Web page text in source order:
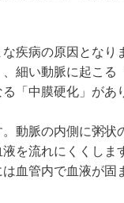
疾病の原因となり
細い動脈に起こる
「中膜硬化」があ
動脈の内側に粥状
を流れにくくしま
血管内で血液が固